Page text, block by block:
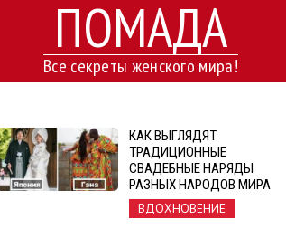
ПОМАДА
Все секреты женского мира!
КАК ВЫГЛЯДЯТ
ТРАДИЦИОННЫЕ
СВАДЕБНЫЕ НАРЯДЫ
РАЗНЫХ НАРОДОВ МИРА
ВДОХНОВЕНИЕ